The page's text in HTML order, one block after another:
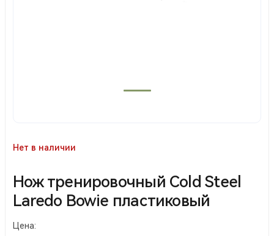
Нет в наличии
Нож тренировочный Cold Steel
Laredo Bowie пластиковый
Цена: